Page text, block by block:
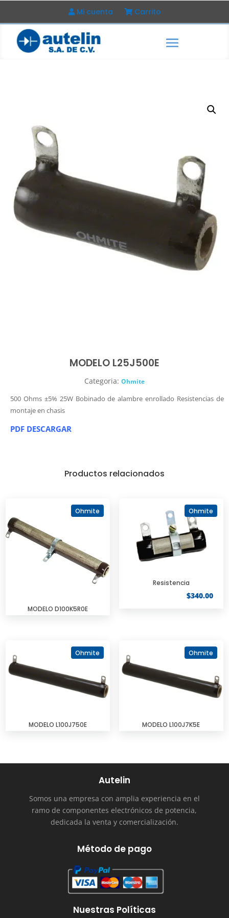
Mi cuenta Carrito
MODELO L25J500E
Categoria: Ohmite
500 Ohms ±5% 25W Bobinado de alambre enrollado Resistencias de
montaje en chasis
PDF DESCARGAR
Productos relacionados
Ohmite
MODELO D100K5R0E
Ohmite
Resistencia
$340.00
Ohmite
MODELO L100J750E
Ohmite
MODELO L100J7K5E
Autelin
Somos una empresa con amplia experiencia en el
ramo de componentes electrónicos de potencia,
dedicada la venta y comercialización.
Método de pago
Nuestras Políticas